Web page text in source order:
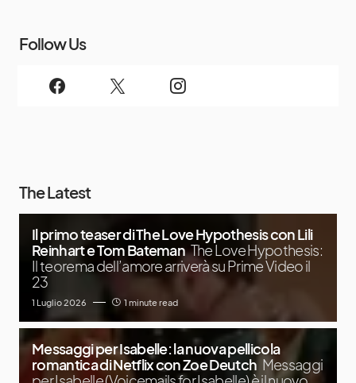
Follow Us
The Latest
Il primo teaser di The Love Hypothesis con Lili
Reinhart e Tom Bateman The Love Hypothesis:
Il teorema dell’amore arriverà su Prime Video il
23
1 Luglio 2026 1 minute read
Messaggi per Isabelle: la nuova pellicola
romantica di Netflix con Zoe Deutch Messaggi